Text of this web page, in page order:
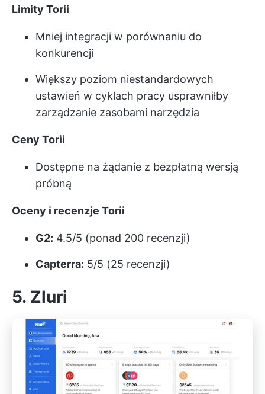
Limity Torii
Mniej integracji w porównaniu do
konkurencji
Większy poziom niestandardowych
ustawień w cyklach pracy usprawniłby
zarządzanie zasobami narzędzia
Ceny Torii
Dostępne na żądanie z bezpłatną wersją
próbną
Oceny i recenzje Torii
G2: 4.5/5 (ponad 200 recenzji)
Capterra: 5/5 (25 recenzji)
5. Zluri